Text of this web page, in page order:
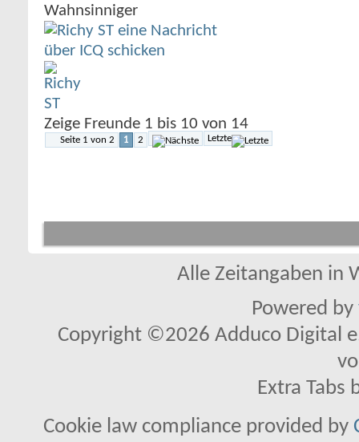
Wahnsinniger
Zeige Freunde 1 bis 10 von 14
Seite 1 von 2 1 2 Letzte
Alle Zeitangaben in
Powered by
Copyright ©2026 Adduco Digital
Extra Tabs
Cookie law compliance provided by